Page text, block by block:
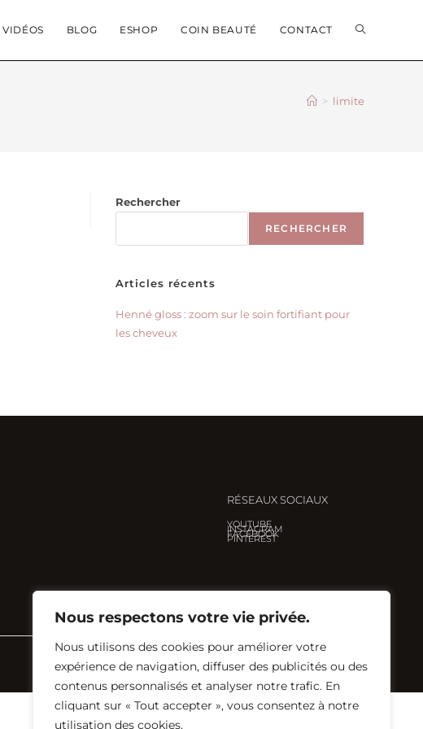
Nous respectons votre vie privée.
Nous utilisons des cookies pour améliorer votre
expérience de navigation, diffuser des publicités ou des
contenus personnalisés et analyser notre trafic. En
cliquant sur « Tout accepter », vous consentez à notre
utilisation des cookies.
VIDÉOS BLOG ESHOP COIN BEAUTÉ CONTACT
> limite
Rechercher
RECHERCHER
Articles récents
Henné gloss : zoom sur le soin fortifiant pour
les cheveux
RÉSEAUX SOCIAUX
YOUTUBE
INSTAGRAM
FACEBOOK
PINTEREST
Créé avec ♡ parEglantine Renault